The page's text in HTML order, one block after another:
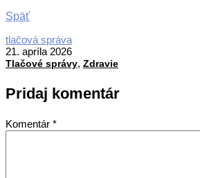
Späť
2026-
04-
21
tlačová správa
21. apríla 2026
Tlačové správy, Zdravie
Pridaj komentár
Komentár *